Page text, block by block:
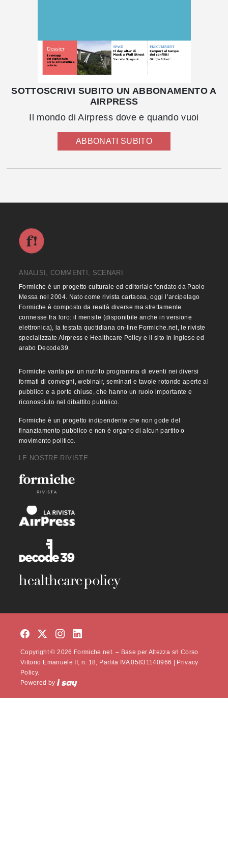
SOTTOSCRIVI SUBITO UN ABBONAMENTO A
AIRPRESS
Il mondo di Airpress dove e quando vuoi
ABBONATI SUBITO
ANALISI, COMMENTI, SCENARI
Formiche è un progetto culturale ed editoriale fondato da Paolo
Messa nel 2004. Nato come rivista cartacea, oggi l’arcipelago
Formiche è composto da realtà diverse ma strettamente
connesse fra loro: il mensile (disponibile anche in versione
elettronica), la testata quotidiana on-line Formiche.net, le riviste
specializzate Airpress e Healthcare Policy e il sito in inglese ed
arabo Decode39.
Formiche vanta poi un nutrito programma di eventi nei diversi
formati di convegni, webinair, seminari e tavole rotonde aperte al
pubblico e a porte chiuse, che hanno un ruolo importante e
riconosciuto nel dibattito pubblico.
Formiche è un progetto indipendente che non gode del
finanziamento pubblico e non è organo di alcun partito o
movimento politico.
LE NOSTRE RIVISTE
Copyright © 2026 Formiche.net. – Base per Altezza srl Corso
Vittorio Emanuele II, n. 18, Partita IVA 05831140966 |
Privacy
Policy.
Powered by